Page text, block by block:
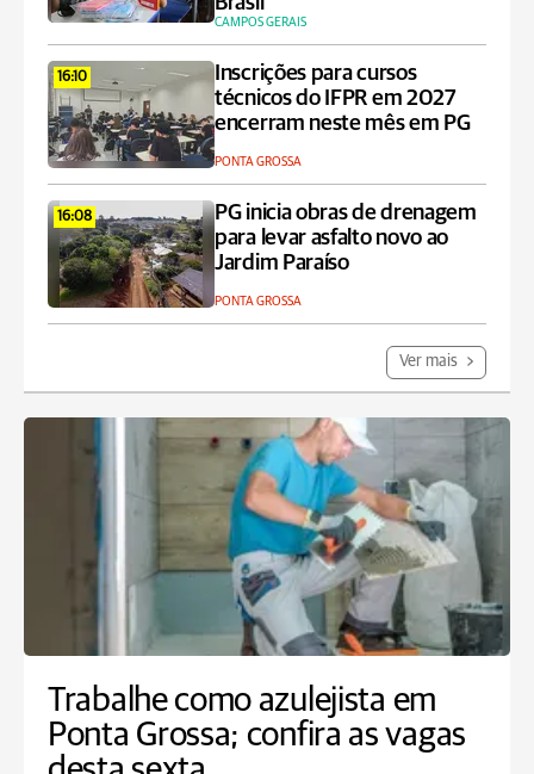
CAMPOS GERAIS
16:10
Inscrições para cursos
técnicos do IFPR em 2027
encerram neste mês em PG
PONTA GROSSA
16:08
PG inicia obras de drenagem
para levar asfalto novo ao
Jardim Paraíso
PONTA GROSSA
Ver mais
Trabalhe como azulejista em
Ponta Grossa; confira as vagas